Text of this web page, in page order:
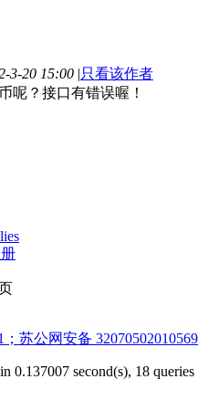
3-20 15:00 |只看该作者
呢？接口有错误喔！
苏公网安备
0.137007 second(s), 18